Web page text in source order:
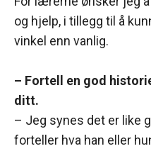
og hjelp, i tillegg til å
vinkel enn vanlig.
– Fortell en god
ditt.
– Jeg synes det er like
forteller hva han eller